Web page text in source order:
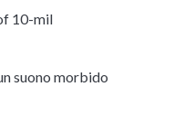
10-mil
suono morbido